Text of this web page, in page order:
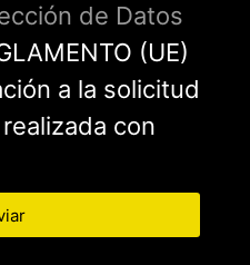
de Datos
(UE)
a la solicitud
con